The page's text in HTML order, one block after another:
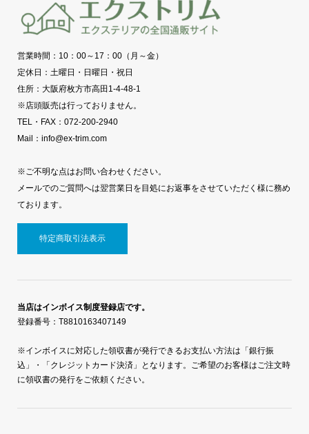
営業時間：10：00～17：00（月～金）
定休日：土曜日・日曜日・祝日
住所：大阪府枚方市高田1-4-48-1
※店頭販売は行っておりません。
TEL・FAX：072-200-2940
Mail：info@ex-trim.com
※ご不明な点はお問い合わせください。
メールでのご質問へは翌営業日を目処にお返事をさせていただく様に務め
ております。
特定商取引法表示
当店はインボイス制度登録店です。
登録番号：T8810163407149
※インボイスに対応した領収書が発行できるお支払い方法は「銀行振
込」・「クレジットカード決済」となります。ご希望のお客様はご注文時
に領収書の発行をご依頼ください。